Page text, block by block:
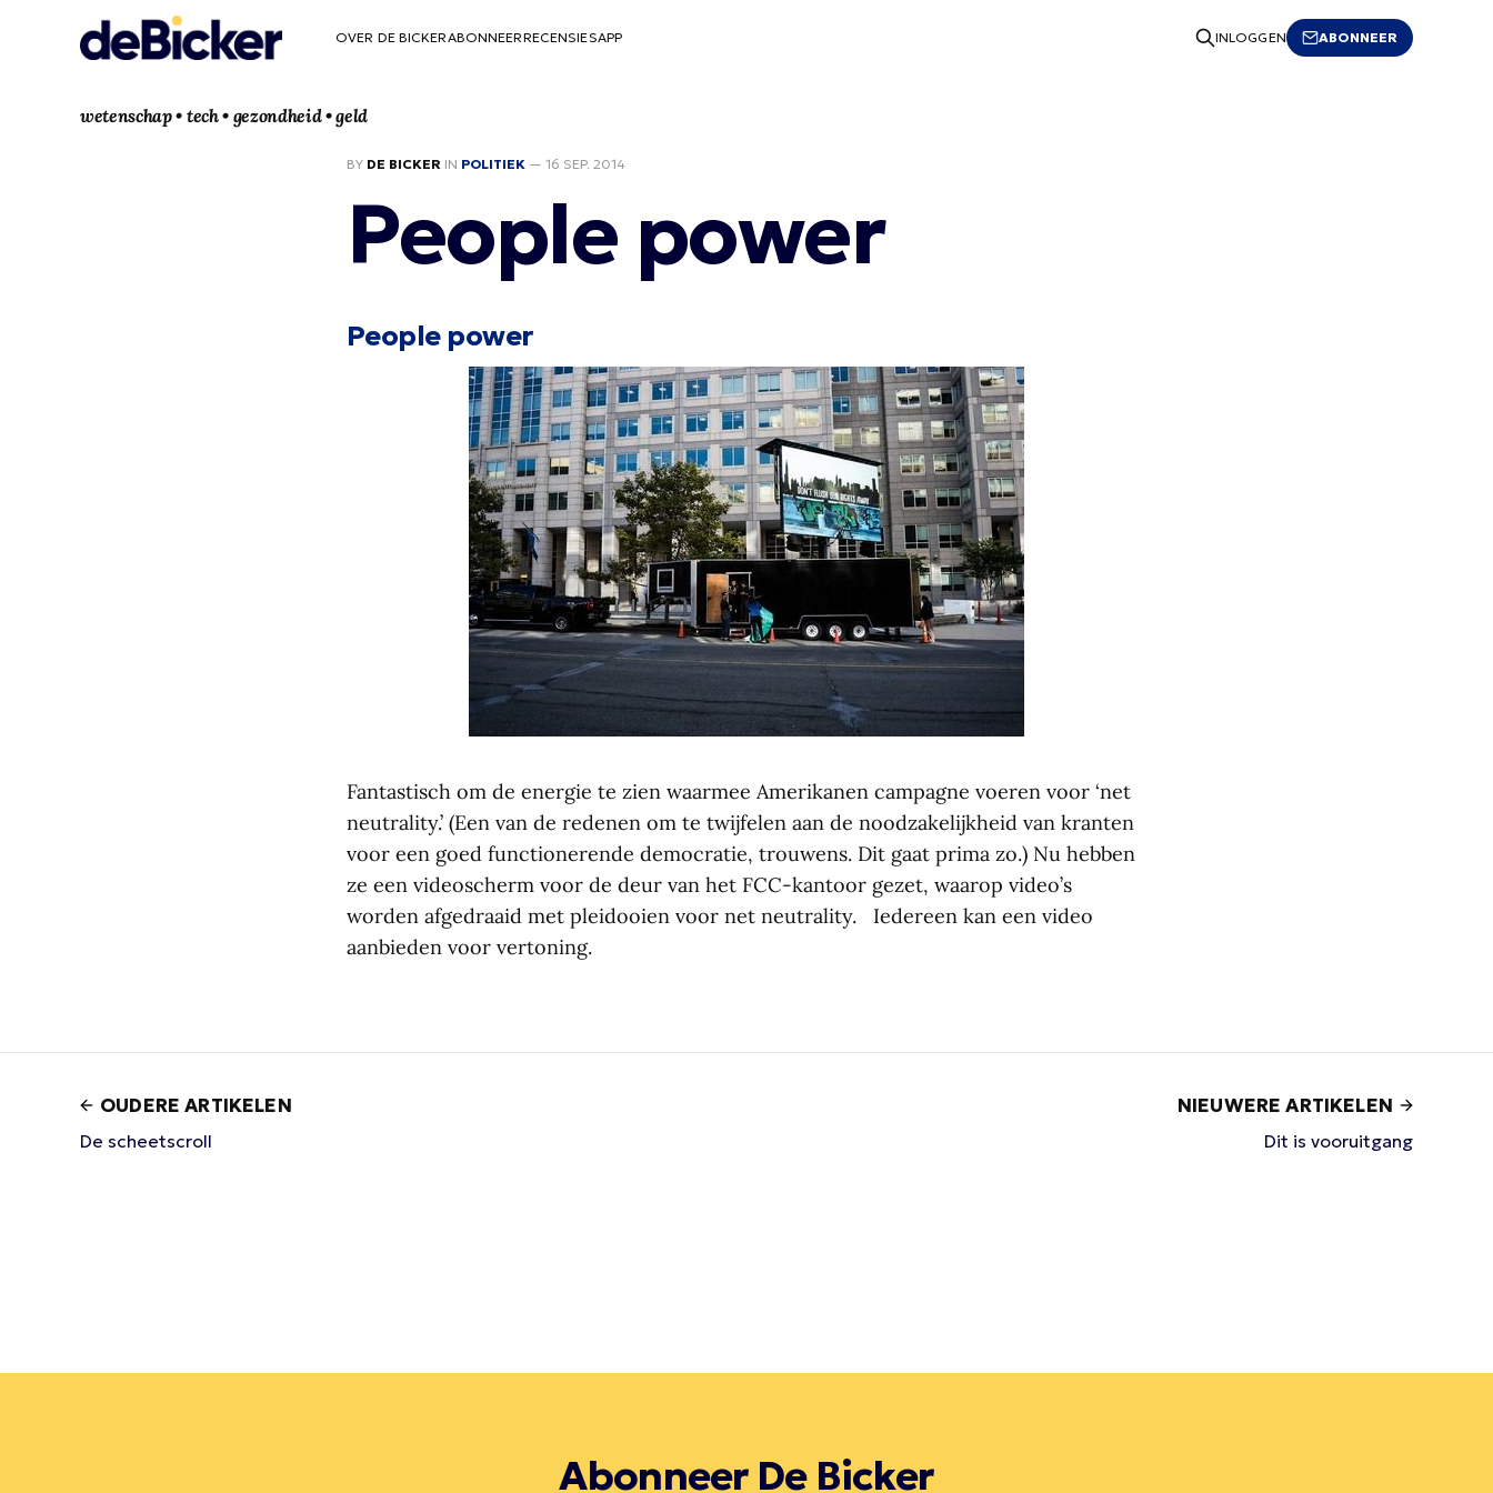
OVER DE BICKERABONNEERRECENSIESAPP INLOGGEN ABONNEER
wetenschap • tech • gezondheid • geld
BY DE BICKER IN POLITIEK — 16 SEP. 2014
People power
People power
Fantastisch om de energie te zien waarmee Amerikanen campagne voeren voor ‘net
neutrality.’ (Een van de redenen om te twijfelen aan de noodzakelijkheid van kranten
voor een goed functionerende democratie, trouwens. Dit gaat prima zo.) Nu hebben
ze een videoscherm voor de deur van het FCC-kantoor gezet, waarop video’s
worden afgedraaid met pleidooien voor net neutrality. Iedereen kan een video
aanbieden voor vertoning.
OUDERE ARTIKELEN
De scheetscroll
NIEUWERE ARTIKELEN
Dit is vooruitgang
Abonneer De Bicker